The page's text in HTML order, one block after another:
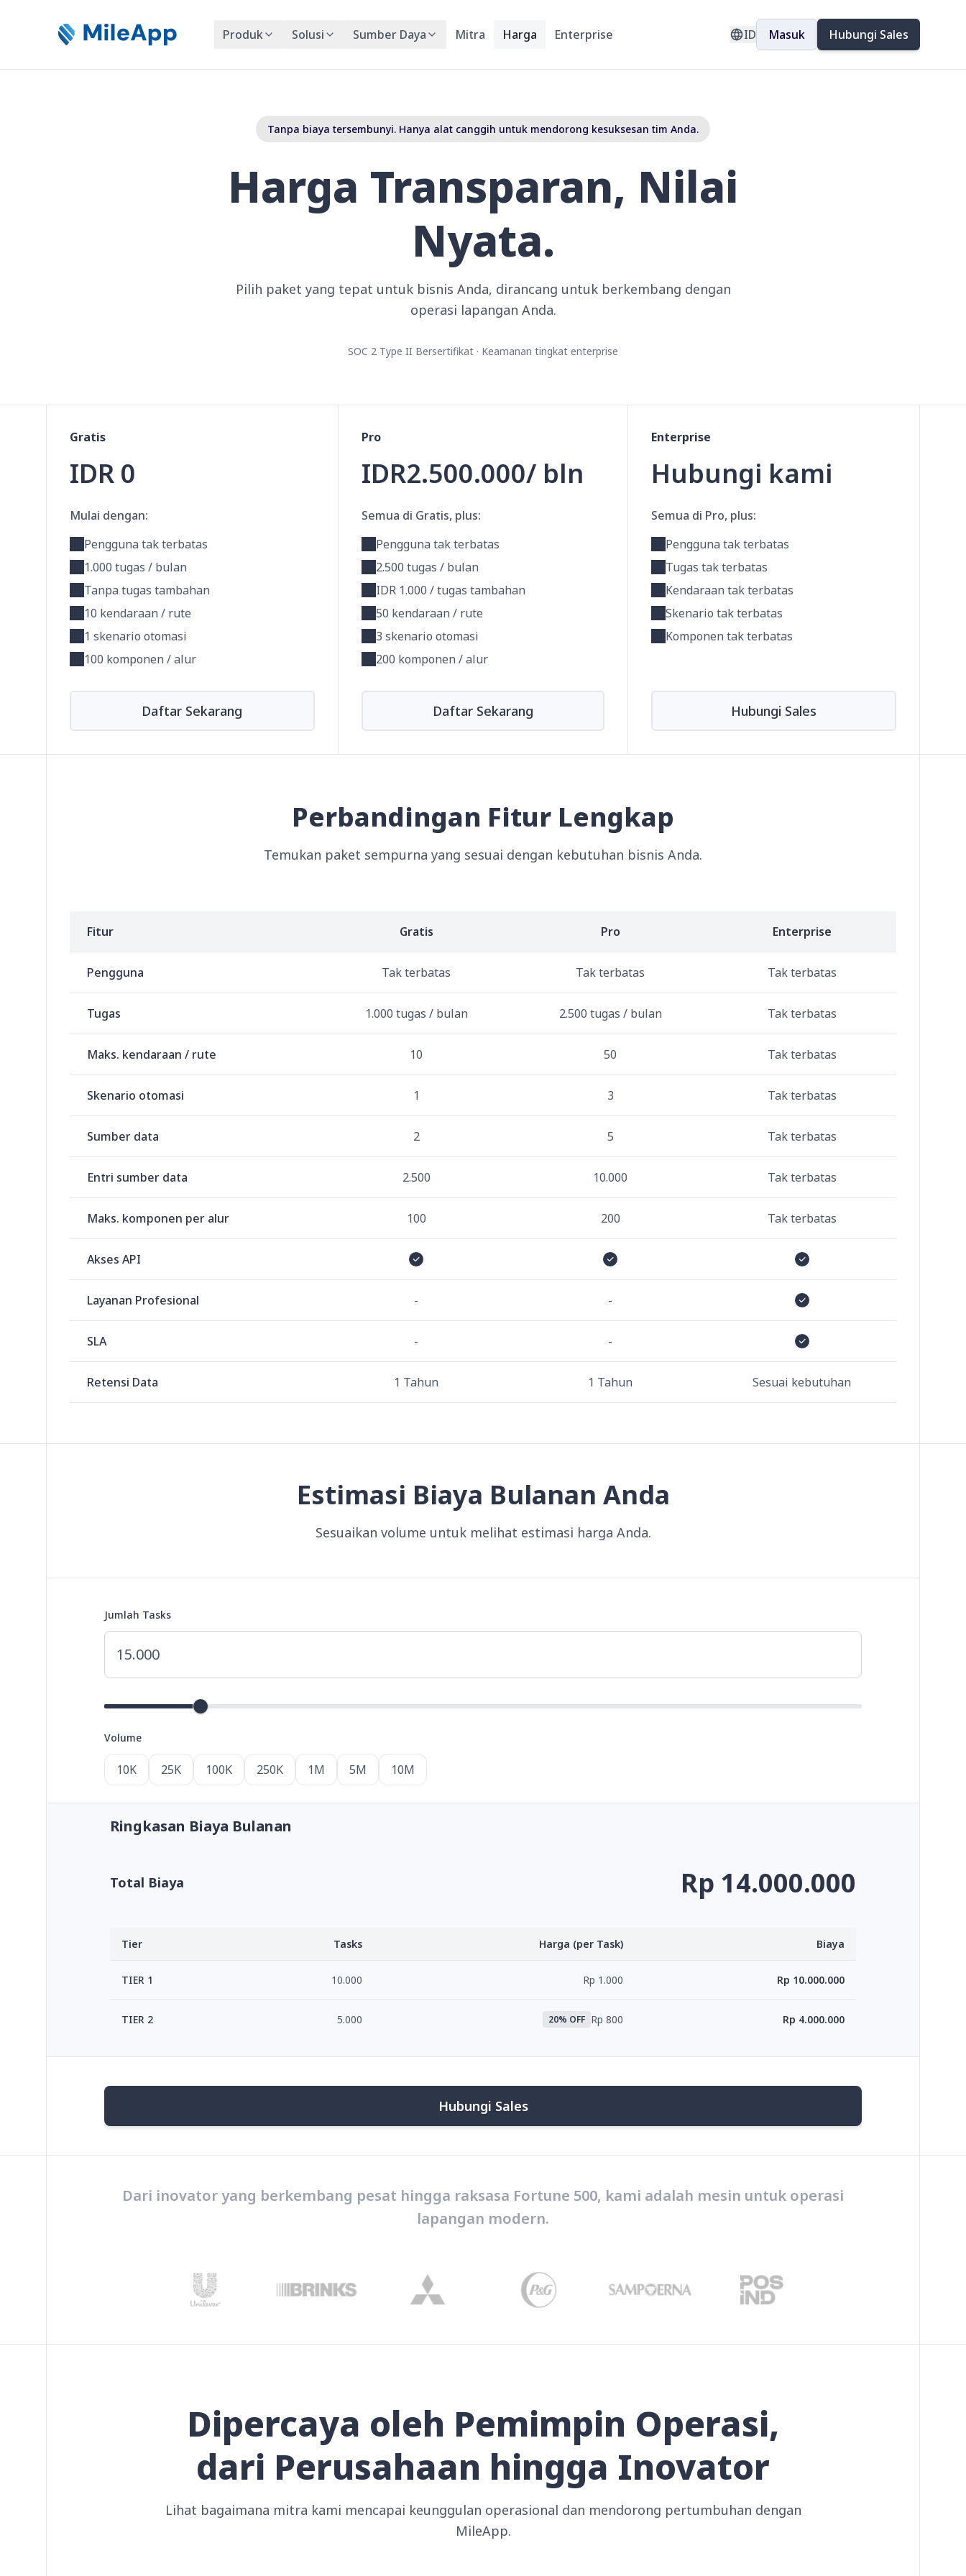
Produk Solusi Sumber Daya Mitra Harga Enterprise ID Masuk Hubungi Sales
Tanpa biaya tersembunyi. Hanya alat canggih untuk mendorong kesuksesan tim Anda.
Harga Transparan, Nilai
Nyata.
Pilih paket yang tepat untuk bisnis Anda, dirancang untuk berkembang dengan
operasi lapangan Anda.
SOC 2 Type II Bersertifikat · Keamanan tingkat enterprise
Gratis
IDR 0
Mulai dengan:
Pengguna tak terbatas
1.000 tugas / bulan
Tanpa tugas tambahan
10 kendaraan / rute
1 skenario otomasi
100 komponen / alur
Daftar Sekarang
Pro
IDR2.500.000/ bln
Semua di Gratis, plus:
Pengguna tak terbatas
2.500 tugas / bulan
IDR 1.000 / tugas tambahan
50 kendaraan / rute
3 skenario otomasi
200 komponen / alur
Daftar Sekarang
Enterprise
Hubungi kami
Semua di Pro, plus:
Pengguna tak terbatas
Tugas tak terbatas
Kendaraan tak terbatas
Skenario tak terbatas
Komponen tak terbatas
Hubungi Sales
Perbandingan Fitur Lengkap
Temukan paket sempurna yang sesuai dengan kebutuhan bisnis Anda.
Fitur Gratis Pro Enterprise
Pengguna Tak terbatas Tak terbatas Tak terbatas
Tugas 1.000 tugas / bulan 2.500 tugas / bulan Tak terbatas
Maks. kendaraan / rute 10 50 Tak terbatas
Skenario otomasi 1 3 Tak terbatas
Sumber data 2 5 Tak terbatas
Entri sumber data 2.500 10.000 Tak terbatas
Maks. komponen per alur 100 200 Tak terbatas
Akses API
Layanan Profesional - -
SLA - -
Retensi Data 1 Tahun 1 Tahun Sesuai kebutuhan
Estimasi Biaya Bulanan Anda
Sesuaikan volume untuk melihat estimasi harga Anda.
Jumlah Tasks
Volume
10K 25K 100K 250K 1M 5M 10M
Ringkasan Biaya Bulanan
Total Biaya Rp 14.000.000
Tier Tasks Harga (per Task) Biaya
TIER 1 10.000 Rp 1.000 Rp 10.000.000
TIER 2 5.000 20% OFF Rp 800 Rp 4.000.000
Hubungi Sales
Dari inovator yang berkembang pesat hingga raksasa Fortune 500, kami adalah mesin untuk operasi
lapangan modern.
Dipercaya oleh Pemimpin Operasi,
dari Perusahaan hingga Inovator
Lihat bagaimana mitra kami mencapai keunggulan operasional dan mendorong pertumbuhan dengan
MileApp.